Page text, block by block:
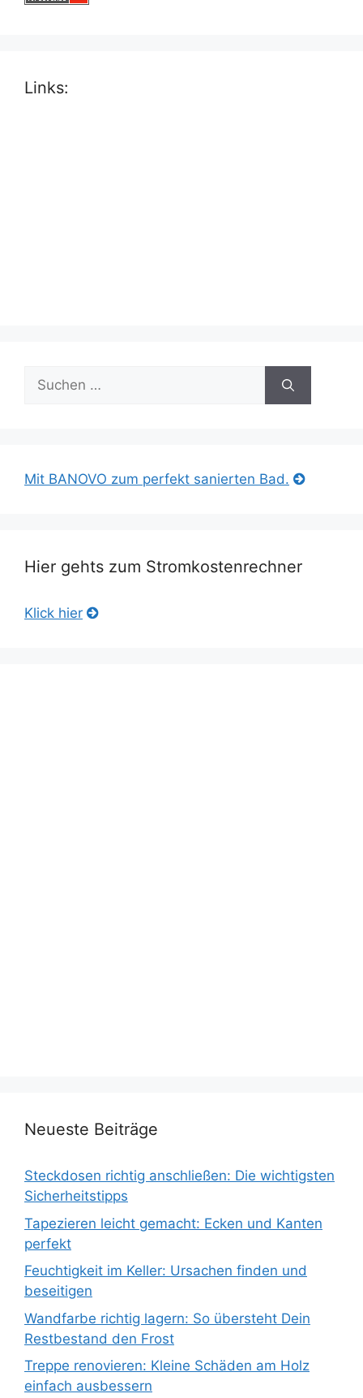
Links:
Suche
nach:
Mit BANOVO zum perfekt sanierten Bad.
Hier gehts zum Stromkostenrechner
Klick hier
Neueste Beiträge
Steckdosen richtig anschließen: Die wichtigsten
Sicherheitstipps
Tapezieren leicht gemacht: Ecken und Kanten
perfekt
Feuchtigkeit im Keller: Ursachen finden und
beseitigen
Wandfarbe richtig lagern: So übersteht Dein
Restbestand den Frost
Treppe renovieren: Kleine Schäden am Holz
einfach ausbessern